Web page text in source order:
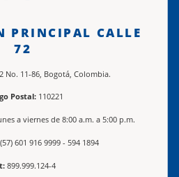
PRINCIPAL CALLE
72
No. 11-86, Bogotá, Colombia.
Postal: 110221
a viernes de 8:00 a.m. a 5:00 p.m.
(57) 601 916 9999 - 594 1894
899.999.124-4